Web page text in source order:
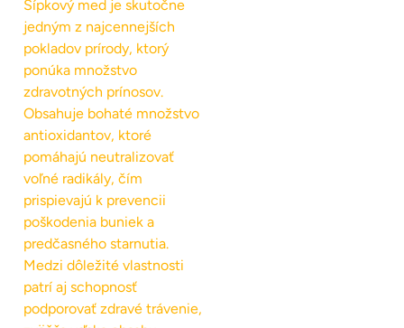
Šípkový med je skutočne
jedným z najcennejších
pokladov prírody, ktorý
ponúka množstvo
zdravotných prínosov.
Obsahuje bohaté množstvo
antioxidantov, ktoré
pomáhajú neutralizovať
voľné radikály, čím
prispievajú k prevencii
poškodenia buniek a
predčasného starnutia.
Medzi dôležité vlastnosti
patrí aj schopnosť
podporovať zdravé trávenie,